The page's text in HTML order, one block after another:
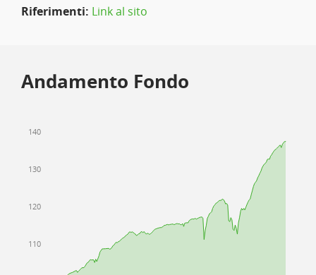
Riferimenti: Link al sito
Andamento Fondo
110
120
130
140